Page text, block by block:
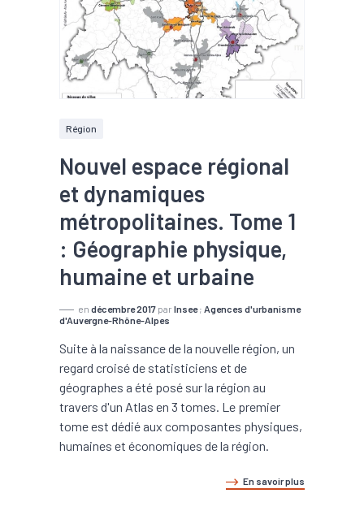
Région
Nouvel espace régional
et dynamiques
métropolitaines. Tome 1
: Géographie physique,
humaine et urbaine
en décembre 2017 par Insee; Agences d'urbanisme
d'Auvergne-Rhône-Alpes
Suite à la naissance de la nouvelle région, un
regard croisé de statisticiens et de
géographes a été posé sur la région au
travers d'un Atlas en 3 tomes. Le premier
tome est dédié aux composantes physiques,
humaines et économiques de la région.
En savoir plus